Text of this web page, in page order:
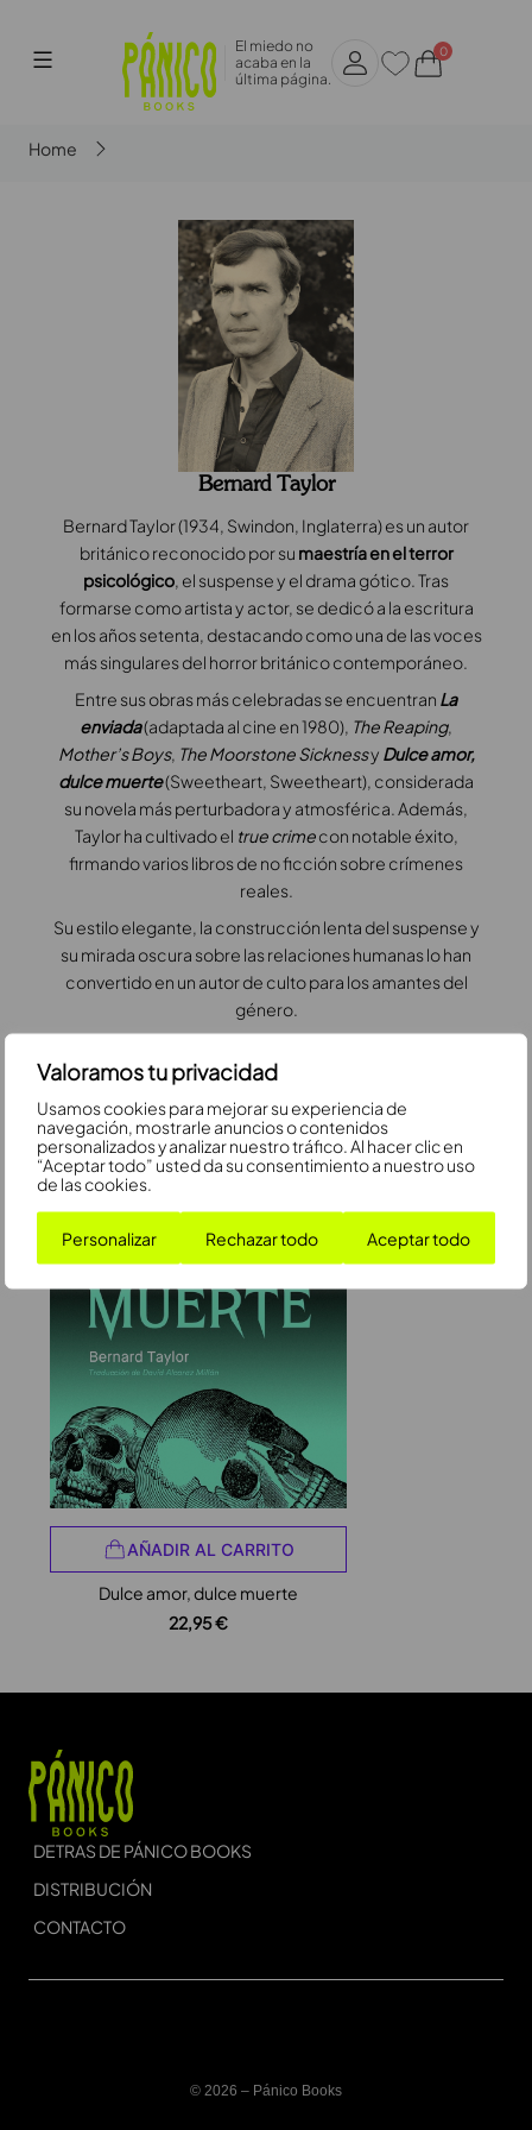
Valoramos tu privacidad
Usamos cookies para mejorar su experiencia de
navegación, mostrarle anuncios o contenidos
personalizados y analizar nuestro tráfico. Al hacer clic en
“Aceptar todo” usted da su consentimiento a nuestro uso
de las cookies.
Personalizar Rechazar todo Aceptar todo
contenido
El miedo no
acaba en la
última página.
Pánico
Books
0
Home
Bernard Taylor
Bernard Taylor (1934, Swindon, Inglaterra) es un autor
británico reconocido por su maestría en el terror
psicológico, el suspense y el drama gótico. Tras
formarse como artista y actor, se dedicó a la escritura
en los años setenta, destacando como una de las voces
más singulares del horror británico contemporáneo.
Entre sus obras más celebradas se encuentran La
enviada(adaptada al cine en 1980), The Reaping,
Mother’s Boys, The Moorstone Sicknessy Dulce amor,
dulce muerte(Sweetheart, Sweetheart), considerada
su novela más perturbadora y atmosférica. Además,
Taylor ha cultivado el true crimecon notable éxito,
firmando varios libros de no ficción sobre crímenes
reales.
Su estilo elegante, la construcción lenta del suspense y
su mirada oscura sobre las relaciones humanas lo han
convertido en un autor de culto para los amantes del
género.
AÑADIR AL CARRITO
Dulce amor, dulce muerte
22,95€
DETRAS DE PÁNICO BOOKS
DISTRIBUCIÓN
CONTACTO
© 2026 – Pánico Books